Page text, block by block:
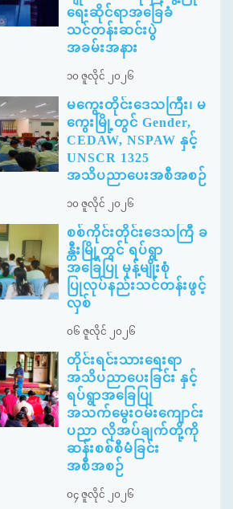
ရေးဆိုင်ရာအခြေခံ
သင်တန်းဆင်းပွဲ
အခမ်းအနား
၁၀ ဇူလိုင် ၂၀၂၆
မကွေးတိုင်းဒေသကြီး၊ မ
ကွေးမြို့တွင် Gender,
CEDAW, NSPAW နှင့်
UNSCR 1325
အသိပညာပေးအစီအစဉ်
၁၀ ဇူလိုင် ၂၀၂၆
စစ်ကိုင်းတိုင်းဒေသကြီ ခ
န္တီးမြို့တွင် ရပ်ရွာ
အခြေပြု မုန့်မျိုးစုံ
ပြုလုပ်နည်းသင်တန်းဖွင့်
လှစ်
၀၆ ဇူလိုင် ၂၀၂၆
တိုင်းရင်းသားရေးရာ
အသိပညာပေးခြင်း နှင့်
ရပ်ရွာအခြေပြု
အသက်မွေးဝမ်းကျောင်း
ပညာ လိုအပ်ချက်တို့ကို
ဆန်းစစ်စီမံခြင်း
အစီအစဉ်
၀၄ ဇူလိုင် ၂၀၂၆